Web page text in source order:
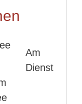
Am
Dienst